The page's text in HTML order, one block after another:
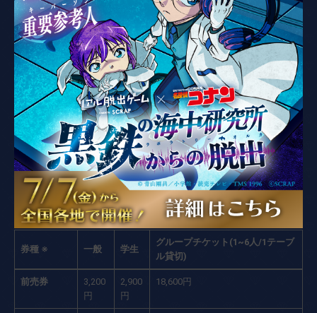
チケット情報
TICKET INFORMATION
チケット料金
下記の料金表は東京・名古屋・大阪公演の【通常編】と【も
う1つの真実編】の料金(税込)です。その他の会場については
各開催会場ページをご確認ください。
券種 ※ 一般 学生
グループチケット(1~6人/1テーブ
ル貸切)
前売券
3,200
円
2,900
円
18,600円